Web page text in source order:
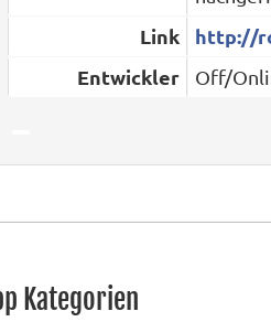
Link
http://
Entwickler
Off/
Kategorien